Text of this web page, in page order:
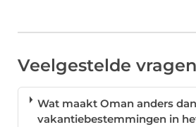
Veelgestelde vragen
Wat maakt Oman anders
vakantiebestemmingen in